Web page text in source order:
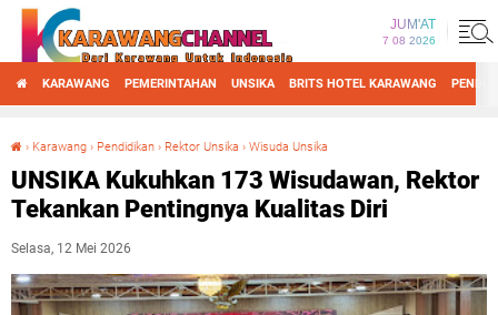
JUM'AT
7 08 2026
KARAWANG PEMERINTAHAN UNSIKA BRITS HOTEL KARAWANG
› Karawang › Pendidikan › Rektor Unsika › Wisuda Unsika
UNSIKA Kukuhkan 173 Wisudawan, Rektor
Tekankan Pentingnya Kualitas Diri
Selasa, 12 Mei 2026